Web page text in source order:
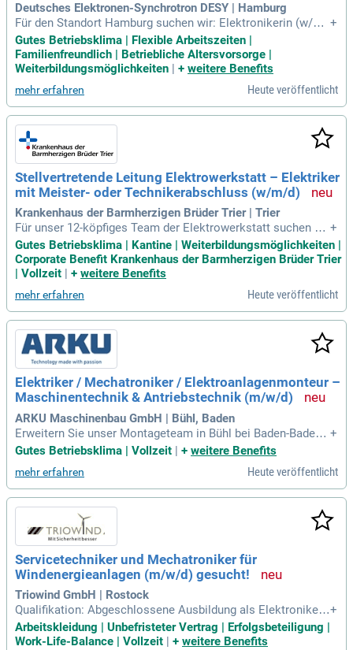
Deutsches Elektronen-Synchrotron DESY | Hamburg
Für den Standort Hamburg suchen wir: Elektronikerin (w/m/
d) für Geräte und Systeme: Entgeltgruppe 8; Befristet: 2 Jahr
e; Start: 01.11.2026; ID: FHMA018/2026; Bewerbungsschlus
s: 31.08.2026; Vollzeit/Teilzeit: Das Deutsche Elektronen-Sy
nchrotron DESY mit
+
Gutes Betriebsklima | Flexible Arbeitszeiten |
Familienfreundlich | Betriebliche Altersvorsorge |
Weiterbildungsmöglichkeiten | + weitere Benefits
mehr erfahren Heute veröffentlicht
Stellvertretende Leitung Elektrowerkstatt – Elektriker
mit Meister- oder Technikerabschluss (w/m/d)
Krankenhaus der Barmherzigen Brüder Trier | Trier
Für unser 12-köpfiges Team der Elektrowerkstatt suchen wir
frühestens ab 01.10.2026: Stellvertretende Leitung Elektrow
erkstatt – Elektriker mit Meister- oder Technikerabschluss
(w/m/d): Ihr Auftrag bei uns: Sie vertreten die Leitung der El
+
Gutes Betriebsklima | Kantine | Weiterbildungsmöglichkeiten |
Corporate Benefit Krankenhaus der Barmherzigen Brüder Trier
| Vollzeit
+ weitere Benefits
mehr erfahren Heute veröffentlicht
Elektriker / Mechatroniker / Elektroanlagenmonteur –
Maschinentechnik & Antriebstechnik (m/w/d)
ARKU Maschinenbau GmbH | Bühl, Baden
Erweitern Sie unser Montageteam in Bühl bei Baden-Baden
als engagierter Elektriker oder Mechatroniker.
+
Gutes Betriebsklima | Vollzeit | + weitere Benefits
mehr erfahren Heute veröffentlicht
Servicetechniker und Mechatroniker für
Windenergieanlagen (m/w/d) gesucht!
Triowind GmbH | Rostock
Qualifikation: Abgeschlossene Ausbildung als Elektroniker, I
ndustriemechaniker, Mechatroniker oder in einem vergleich
baren technischen Beruf – mit deinem Fachwissen und han
+
Arbeitskleidung | Unbefristeter Vertrag | Erfolgsbeteiligung |
Work-Life-Balance | Vollzeit | + weitere Benefits